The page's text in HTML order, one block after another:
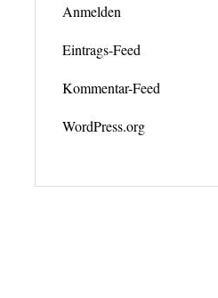
Anmelden
Eintrags-Feed
Kommentar-Feed
WordPress.org